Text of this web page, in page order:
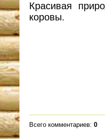
Красивая
коровы.
Всего комментариев: 0